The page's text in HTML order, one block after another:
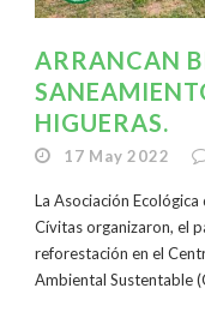
ARRANCAN
HIGUERAS.
17 May 2022
La Asociación
Cívitas organizaron, el
reforestación en el
Ambiental Sustentable